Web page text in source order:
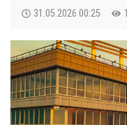
31.05.2026 00:25